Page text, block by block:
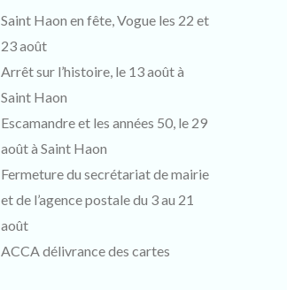
Saint Haon en fête, Vogue les 22 et
23 août
Arrêt sur l’histoire, le 13 août à
Saint Haon
Escamandre et les années 50, le 29
août à Saint Haon
Fermeture du secrétariat de mairie
et de l’agence postale du 3 au 21
août
ACCA délivrance des cartes